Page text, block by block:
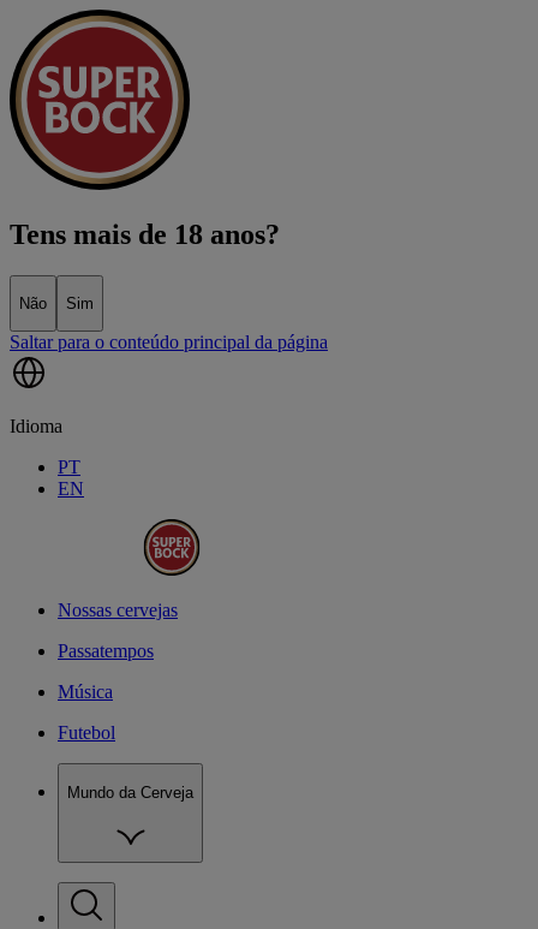
Tens mais de 18 anos?
Não Sim
Saltar para o conteúdo principal da página
Idioma
PT
EN
Nossas cervejas
Passatempos
Música
Futebol
Mundo da Cerveja